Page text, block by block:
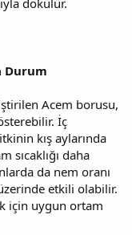
Durum
Acem borusu,
İç
kış aylarında
sıcaklığı daha
da nem oranı
etkili olabilir.
için uygun ortam